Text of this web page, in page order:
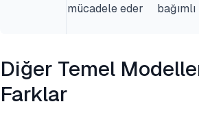
mücadele eder
bağımlı
Diğer Temel
Farklar